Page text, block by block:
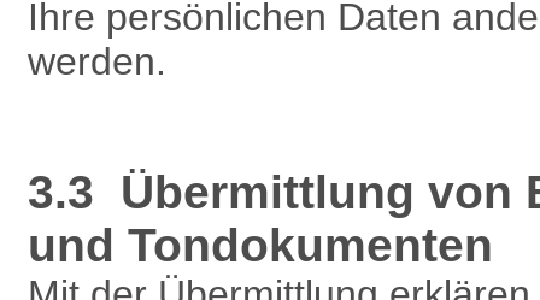
Ihre persönlichen Daten
werden.
3.3 Übermittlung von
und Tondokumenten